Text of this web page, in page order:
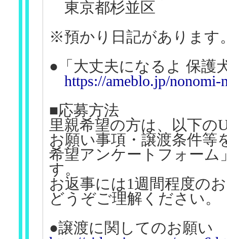
東京都杉並区
※預かり日記があります
●「大丈夫になるよ 保護
https://ameblo.jp/nonomi-
■応募方法
里親希望の方は、以下の
お願い事項・譲渡条件等
希望アンケートフォーム
す。
お返事には1週間程度の
どうぞご理解ください。
●譲渡に関してのお願い